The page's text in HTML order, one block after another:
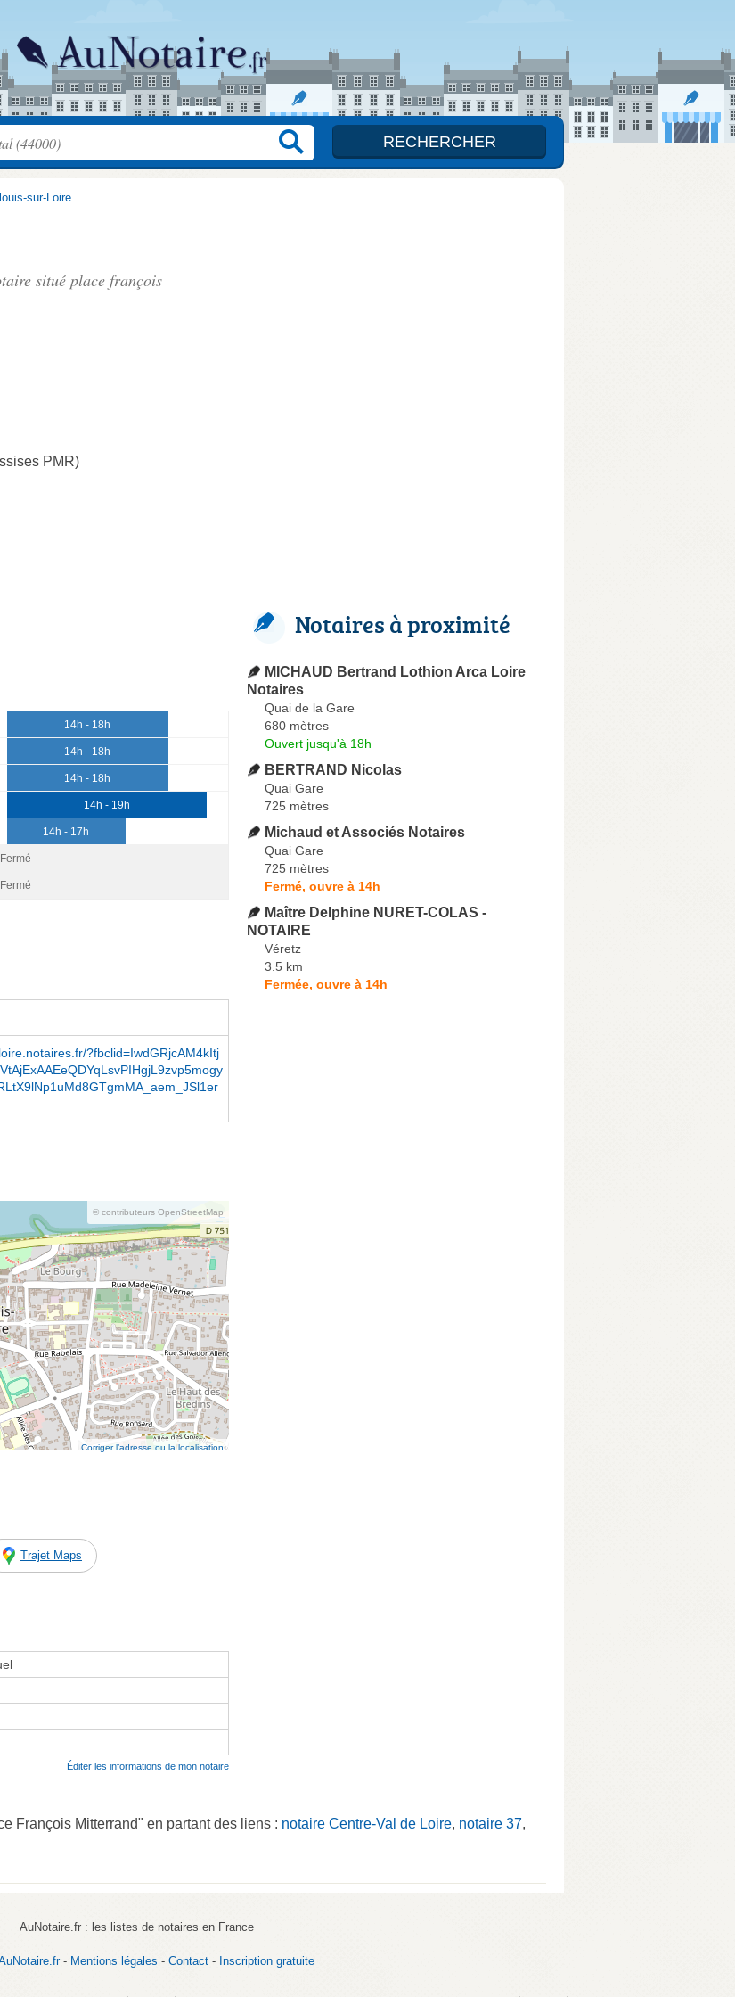
sur-Loire
situé place françois
PMR)
14h - 18h
14h - 18h
14h - 18h
14h - 19h
14h - 17h
Fermé
Fermé
?fbclid=IwdGRjcAM4kItj
© contributeurs OpenStreetMap
Corriger l’adresse ou la localisation
Trajet Maps
Éditer les informations de mon notaire
Notaires à proximité
MICHAUD Bertrand Lothion Arca Loire
Notaires
Quai de la Gare
680 mètres
Ouvert jusqu'à 18h
BERTRAND Nicolas
Quai Gare
725 mètres
Michaud et Associés Notaires
Quai Gare
725 mètres
Fermé, ouvre à 14h
Maître Delphine NURET-COLAS -
NOTAIRE
Véretz
3.5 km
Fermée, ouvre à 14h
François Mitterrand" en partant des liens : notaire Centre-Val de Loire, notaire 37,
AuNotaire.fr : les listes de notaires en France
- Mentions légales - Contact - Inscription gratuite